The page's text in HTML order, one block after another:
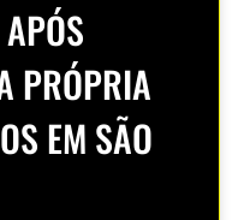
PRÓPRIA
EM SÃO